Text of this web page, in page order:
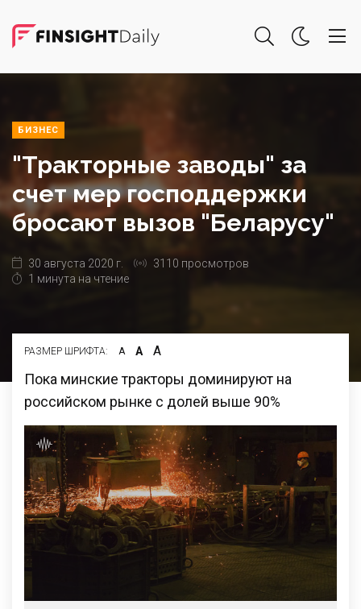
БИЗНЕС
"Тракторные заводы" за
счет мер господдержки
бросают вызов "Беларусу"
30 августа 2020 г.
3110 просмотров
1 минута на чтение
РАЗМЕР ШРИФТА: А А А
Пока минские тракторы доминируют на
российском рынке с долей выше 90%